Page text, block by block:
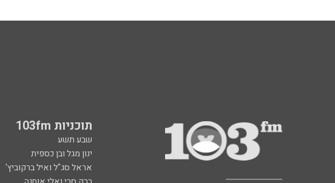
תוכניות 103fm
שבע תשע
ינון מגל ובן כספית
אראל סג"ל ואיל ברקוביץ'